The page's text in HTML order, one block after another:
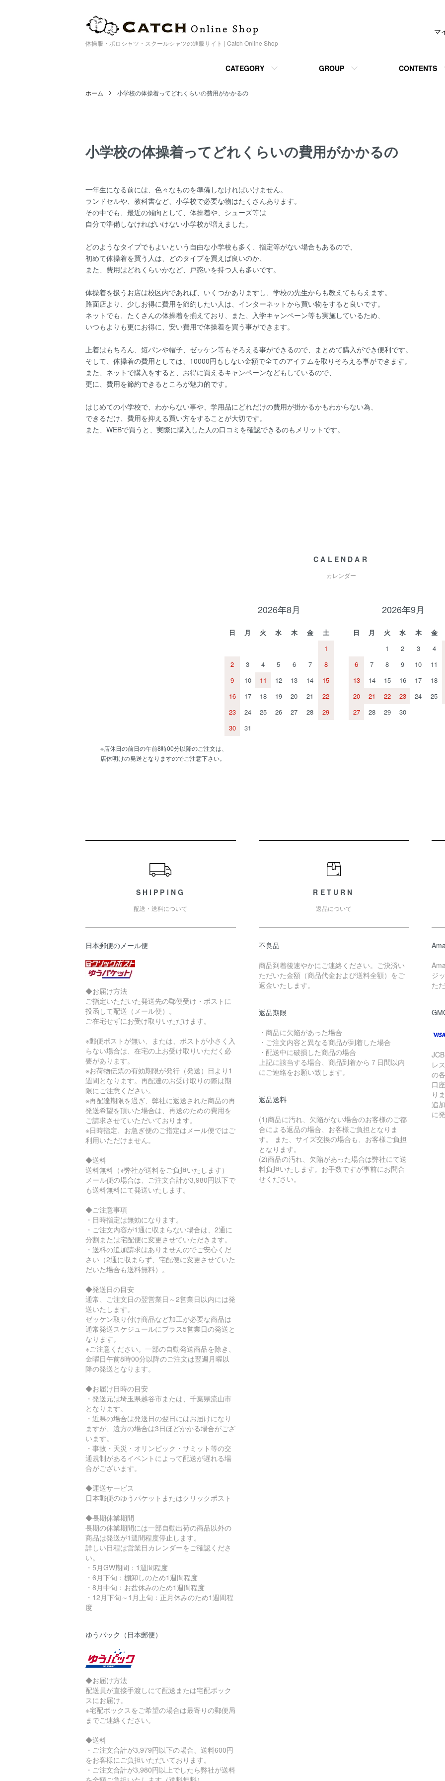
体操服・ポロシャツ・スクールシャツの通販サイト | Catch Online Shop
CATEGORY GROUP CONTENTS
マ
ホーム 小学校の体操着ってどれくらいの費用がかかるの
小学校の体操着ってどれくらいの費用がかかるの
一年生になる前には、色々なものを準備しなければいけません。
ランドセルや、教科書など、小学校で必要な物はたくさんあります。
その中でも、最近の傾向として、体操着や、シューズ等は
自分で準備しなければいけない小学校が増えました。
どのようなタイプでもよいという自由な小学校も多く、指定等がない場合もあるので、
初めて体操着を買う人は、どのタイプを買えば良いのか、
また、費用はどれくらいかなど、戸惑いを持つ人も多いです。
体操着を扱うお店は校区内であれば、いくつかありますし、学校の先生からも教えてもらえます。
路面店より、少しお得に費用を節約したい人は、インターネットから買い物をすると良いです。
ネットでも、たくさんの体操着を揃えており、また、入学キャンペーン等も実施しているため、
いつもよりも更にお得に、安い費用で体操着を買う事ができます。
上着はもちろん、短パンや帽子、ゼッケン等もそろえる事ができるので、まとめて購入ができ便利です。
そして、体操着の費用としては、10000円もしない金額で全てのアイテムを取りそろえる事ができます。
また、ネットで購入をすると、お得に買えるキャンペーンなどもしているので、
更に、費用を節約できるところが魅力的です。
はじめての小学校で、わからない事や、学用品にどれだけの費用が掛かるかもわからない為、
できるだけ、費用を抑える買い方をすることが大切です。
また、WEBで買うと、実際に購入した人の口コミを確認できるのもメリットです。
CALENDAR
カレンダー
2026年8月
日 月 火 水 木 金
土
1
2
3 4 5 6 7
8
9
10 11 12 13 14
15
16
17 18 19 20 21
22
23
24 25 26 27 28
29
30
31
2026年9月
日 月 火 水 木 金
1
2 3 4
6
7 8 9 10 11
13
14 15 16 17 18
20
21 22 23 24 25
27
28 29 30
※店休日の前日の午前8時00分以降のご注文は、
店休明けの発送となりますのでご注意下さい。
SHIPPING
配送・送料について
日本郵便のメール便
◆お届け方法
ご指定いただいた発送先の郵便受け・ポストに
投函して配送（メール便）。
ご在宅せずにお受け取りいただけます。
※郵便ポストが無い、または、ポストが小さく入
らない場合は、在宅の上お受け取りいただく必
要があります。
※お荷物伝票の有効期限が発行（発送）日より1
週間となります。再配達のお受け取りの際は期
限にご注意ください。
※再配達期限を過ぎ、弊社に返送された商品の再
発送希望を頂いた場合は、再送のための費用を
ご請求させていただいております。
※日時指定、お急ぎ便のご指定はメール便ではご
利用いただけません。
◆送料
送料無料（※弊社が送料をご負担いたします）
メール便の場合は、ご注文合計が3,980円以下で
も送料無料にて発送いたします。
◆ご注意事項
・日時指定は無効になります。
・ご注文内容が1通に収まらない場合は、2通に
分割または宅配便に変更させていただきます。
・送料の追加請求はありませんのでご安心くだ
さい（2通に収まらず、宅配便に変更させていた
だいた場合も送料無料）。
◆発送日の目安
通常、ご注文日の翌営業日～2営業日以内には発
送いたします。
ゼッケン取り付け商品など加工が必要な商品は
通常発送スケジュールにプラス5営業日の発送と
なります。
※ご注意ください。一部の自動発送商品を除き、
金曜日午前8時00分以降のご注文は翌週月曜以
降の発送となります。
◆お届け日時の目安
・発送元は埼玉県越谷市または、千葉県流山市
となります。
・近県の場合は発送日の翌日にはお届けになり
ますが、遠方の場合は3日ほどかかる場合がござ
います。
・事故・天災・オリンピック・サミット等の交
通規制があるイベントによって配送が遅れる場
合がございます。
◆運送サービス
日本郵便のゆうパケットまたはクリックポスト
◆長期休業期間
長期の休業期間には一部自動出荷の商品以外の
商品は発送が1週間程度停止します。
詳しい日程は営業日カレンダーをご確認くださ
い。
・5月GW期間：1週間程度
・6月下旬：棚卸しのため1週間程度
・8月中旬：お盆休みのため1週間程度
・12月下旬～1月上旬：正月休みのため1週間程
度
ゆうパック（日本郵便）
◆お届け方法
配送員が直接手渡しにて配送または宅配ボック
スにお届け。
※宅配ボックスをご希望の場合は最寄りの郵便局
までご連絡ください。
◆送料
・ご注文合計が3,979円以下の場合、送料600円
をお客様にご負担いただいております。
・ご注文合計が3,980円以上でしたら弊社が送料
RETURN
返品について
不良品
商品到着後速やかにご連絡ください。ご決済い
ただいた金額（商品代金および送料全額）をご
返金いたします。
返品期限
・商品に欠陥があった場合
・ご注文内容と異なる商品が到着した場合
・配送中に破損した商品の場合
上記に該当する場合、商品到着から７日間以内
にご連絡をお願い致します。
返品送料
(1)商品に汚れ、欠陥がない場合のお客様のご都
合による返品の場合、お客様ご負担となりま
す。 また、サイズ交換の場合も、お客様ご負担
となります。
(2)商品の汚れ、欠陥があった場合は弊社にて送
料負担いたします。お手数ですが事前にお問合
せください。
ジ
た
レ
の
口
り
追
に